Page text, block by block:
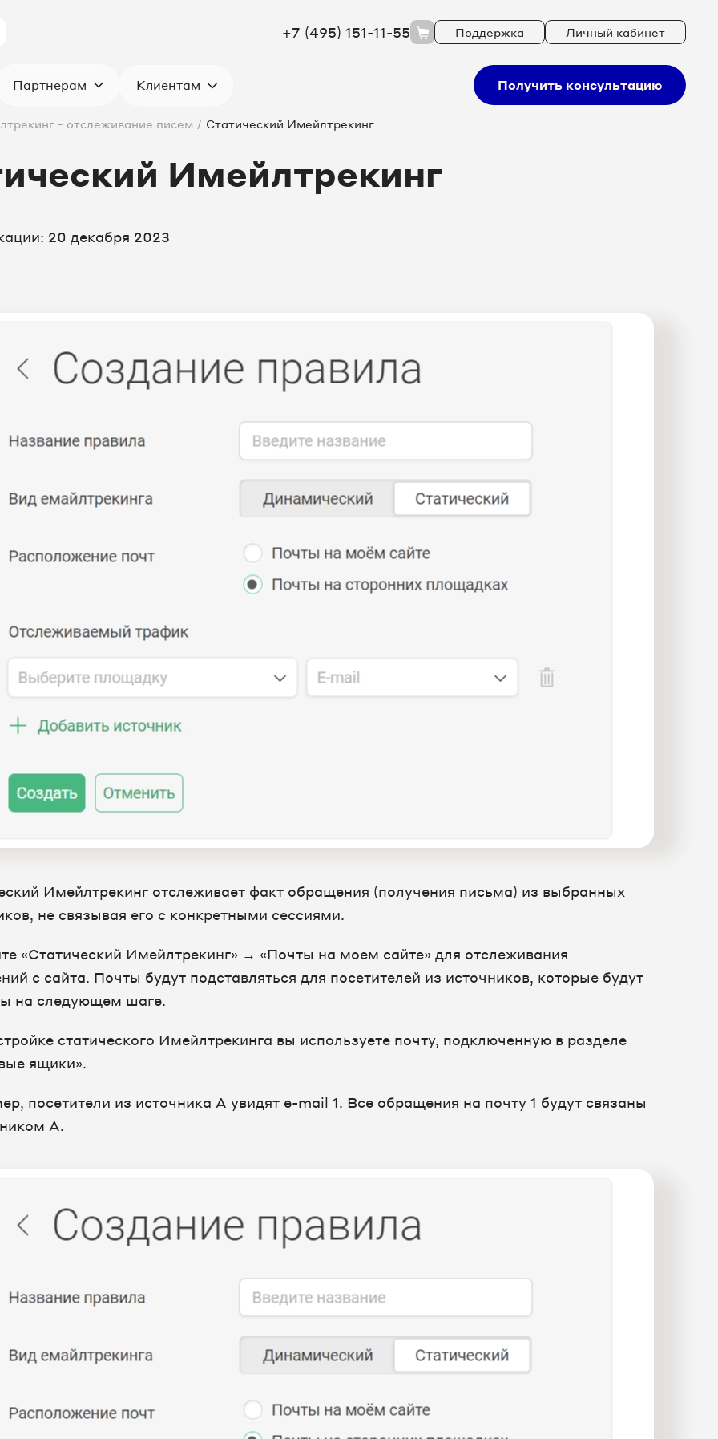
+7 (495) 151-11-55 Поддержка Личный кабинет
Партнерам Клиентам Получить консультацию
- отслеживание писем / Статический Имейлтрекинг
Имейлтрекинг
20 декабря 2023
Имейлтрекинг отслеживает факт обращения (получения письма) из выбранных
не связывая его с конкретными сессиями.
«Статический Имейлтрекинг» → «Почты на моем сайте» для отслеживания
с сайта. Почты будут подставляться для посетителей из источников, которые будут
на следующем шаге.
статического Имейлтрекинга вы используете почту, подключенную в разделе
ящики».
, посетители из источника А увидят e-mail 1. Все обращения на почту 1 будут связаны
А.